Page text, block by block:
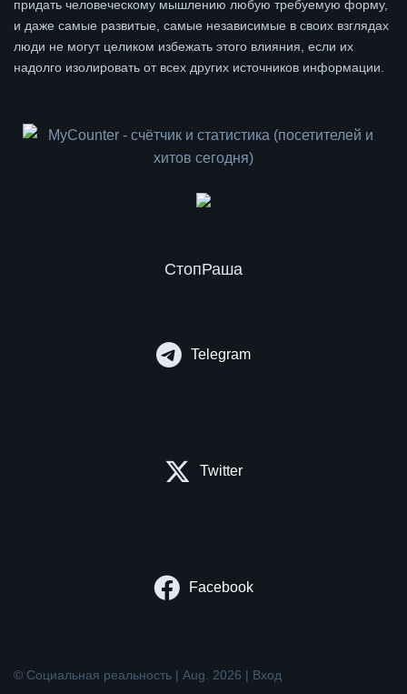
придать человеческому мышлению любую требуемую форму,
и даже самые развитые, самые независимые в своих взглядах
люди не могут целиком избежать этого влияния, если их
надолго изолировать от всех других источников информации.
СтопРаша
Telegram
Twitter
Facebook
© Социальная реальность | Aug. 2026 | Вход